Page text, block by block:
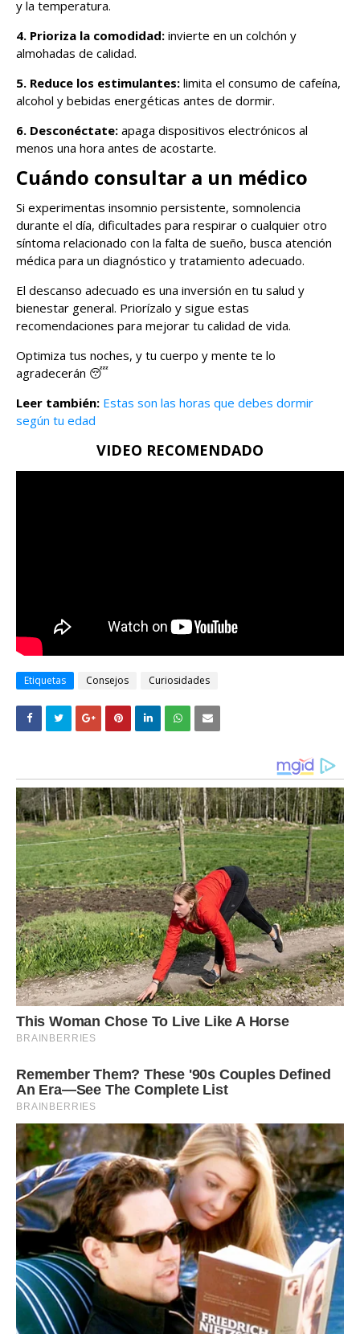
y la temperatura.
4. Prioriza la comodidad: invierte en un colchón y
almohadas de calidad.
5. Reduce los estimulantes: limita el consumo de cafeína,
alcohol y bebidas energéticas antes de dormir.
6. Desconéctate: apaga dispositivos electrónicos al
menos una hora antes de acostarte.
Cuándo consultar a un médico
Si experimentas insomnio persistente, somnolencia
durante el día, dificultades para respirar o cualquier otro
síntoma relacionado con la falta de sueño, busca atención
médica para un diagnóstico y tratamiento adecuado.
El descanso adecuado es una inversión en tu salud y
bienestar general. Priorízalo y sigue estas
recomendaciones para mejorar tu calidad de vida.
Optimiza tus noches, y tu cuerpo y mente te lo
agradecerán 😴
Leer también: Estas son las horas que debes dormir
según tu edad
VIDEO RECOMENDADO
Etiquetas Consejos Curiosidades